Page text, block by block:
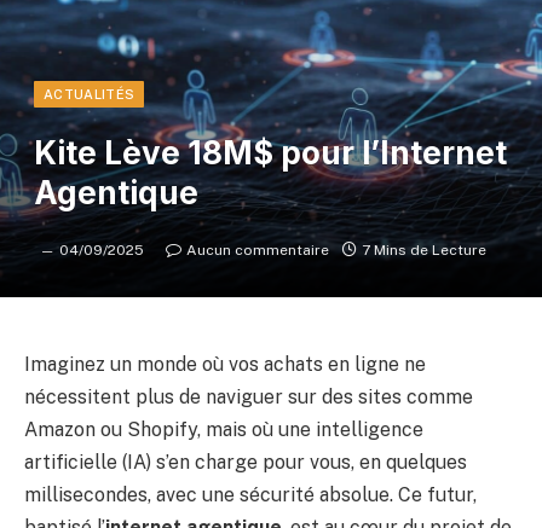
ACTUALITÉS
Kite Lève 18M$ pour l’Internet
Agentique
04/09/2025 Aucun commentaire 7 Mins de Lecture
Imaginez un monde où vos achats en ligne ne
nécessitent plus de naviguer sur des sites comme
Amazon ou Shopify, mais où une intelligence
artificielle (IA) s’en charge pour vous, en quelques
millisecondes, avec une sécurité absolue. Ce futur,